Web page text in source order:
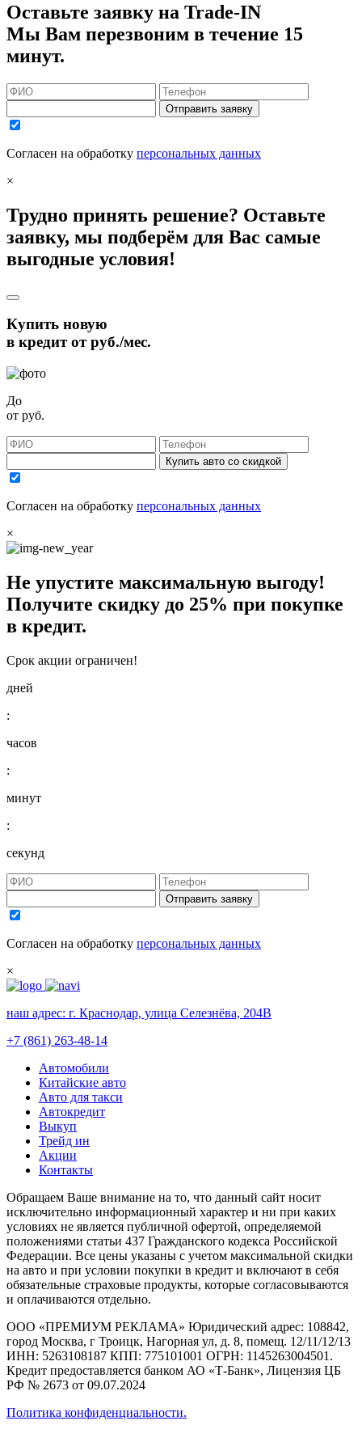
Оставьте заявку на Trade-IN
Мы Вам перезвоним в течение 15
минут.
Отправить заявку
Согласен на обработку персональных данных
×
Трудно принять решение? Оставьте
заявку, мы подберём для Вас самые
выгодные условия!
Купить новую
в кредит отруб./мес.
До
от руб.
Купить авто со скидкой
Согласен на обработку персональных данных
×
Не упустите максимальную выгоду!
Получите скидку до 25% при покупке
в кредит.
Срок акции ограничен!
дней
:
часов
:
минут
:
секунд
Отправить заявку
Согласен на обработку персональных данных
×
наш адрес: г. Краснодар, улица Селезнёва, 204В
+7 (861) 263-48-14
Автомобили
Китайские авто
Авто для такси
Автокредит
Выкуп
Трейд ин
Акции
Контакты
Обращаем Ваше внимание на то, что данный сайт носит
исключительно информационный характер и ни при каких
условиях не является публичной офертой, определяемой
положениями статьи 437 Гражданского кодекса Российской
Федерации. Все цены указаны с учетом максимальной скидки
на авто и при условии покупки в кредит и включают в себя
обязательные страховые продукты, которые согласовываются
и оплачиваются отдельно.
ООО «ПРЕМИУМ РЕКЛАМА» Юридический адрес: 108842,
город Москва, г Троицк, Нагорная ул, д. 8, помещ. 12/11/12/13
ИНН: 5263108187 КПП: 775101001 ОГРН: 1145263004501.
Кредит предоставляется банком АО «Т-Банк», Лицензия ЦБ
РФ № 2673 от 09.07.2024
Политика конфиденциальности.